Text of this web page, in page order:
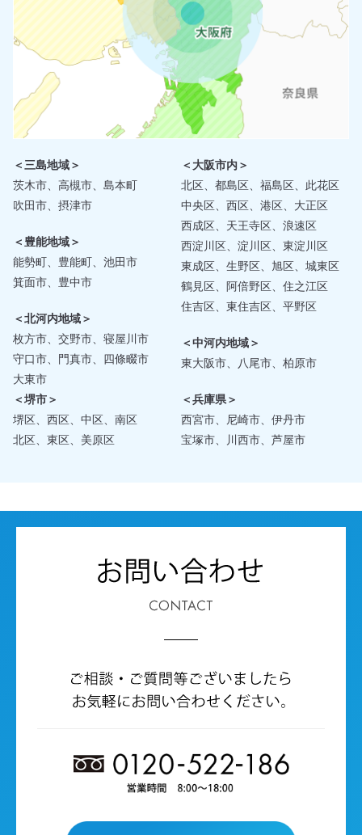
＜三島地域＞
茨木市、高槻市、島本町
吹田市、摂津市
＜豊能地域＞
能勢町、豊能町、池田市
箕面市、豊中市
＜北河内地域＞
枚方市、交野市、寝屋川市
守口市、門真市、四條畷市
大東市
＜大阪市内＞
北区、都島区、福島区、此花区
中央区、西区、港区、大正区
西成区、天王寺区、浪速区
西淀川区、淀川区、東淀川区
東成区、生野区、旭区、城東区
鶴見区、阿倍野区、住之江区
住吉区、東住吉区、平野区
＜中河内地域＞
東大阪市、八尾市、柏原市
＜堺市＞
堺区、西区、中区、南区
北区、東区、美原区
＜兵庫県＞
西宮市、尼崎市、伊丹市
宝塚市、川西市、芦屋市